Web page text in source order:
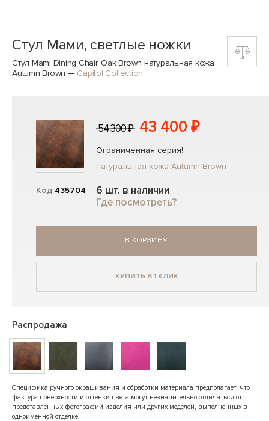
Стул Мами, светлые ножки
Стул Mami Dining Chair, Oak Brown натуральная кожа
Autumn Brown — Capitol Collection
Код 435704
54 300 ₽ 43 400 ₽
Ограниченная серия!
натуральная кожа Autumn Brown
6 шт. в наличии
Где посмотреть?
В КОРЗИНУ
КУПИТЬ В 1 КЛИК
Распродажа
Специфика ручного окрашивания и обработки материала предполагает, что
фактура поверхности и оттенки цвета могут незначительно отличаться от
представленных фотографий изделия или других моделей, выполненных в
одноименной отделке.